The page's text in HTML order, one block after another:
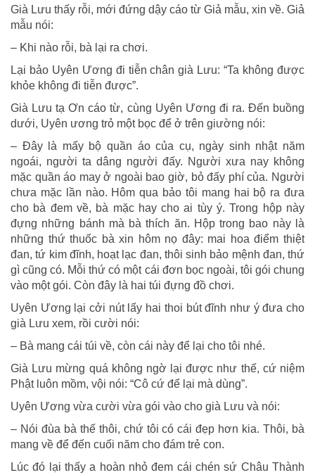
Già Lưu thấy rỗi, mới đứng dậy cáo từ Giả mẫu, xin về. Giả
mẫu nói:
– Khi nào rỗi, bà lại ra chơi.
Lại bảo Uyên Ương đi tiễn chân già Lưu: “Ta không được
khỏe không đi tiễn được”.
Già Lưu tạ Ơn cáo từ, cùng Uyên Ương đi ra. Đến buồng
dưới, Uyên ương trỏ một bọc để ở trên giường nói:
– Đây là mấy bộ quần áo của cụ, ngày sinh nhật năm
ngoái, người ta dâng người đấy. Người xưa nay không
mặc quần áo may ở ngoài bao giờ, bỏ đấy phí của. Người
chưa mặc lần nào. Hôm qua bảo tôi mang hai bộ ra đưa
cho bà đem về, bà mặc hay cho ai tùy ý. Trong hộp này
đựng những bánh mà bà thích ăn. Hộp trong bao này là
những thứ thuốc bà xin hôm nọ đây: mai hoa điểm thiệt
đan, tứ kim đĩnh, hoạt lạc đan, thôi sinh bảo mệnh đan, thứ
gì cũng có. Mỗi thứ có một cái đơn bọc ngoài, tôi gói chung
vào một gói. Còn đây là hai túi đựng đồ chơi.
Uyên Ương lại cởi nút lấy hai thoi bút đĩnh như ý đưa cho
già Lưu xem, rồi cười nói:
– Bà mang cái túi về, còn cái này để lại cho tôi nhé.
Già Lưu mừng quá không ngờ lại được như thế, cứ niệm
Phật luôn mồm, vội nói: “Cô cứ để lại mà dùng”.
Uyên Ương vừa cười vừa gói vào cho già Lưu và nói:
– Nói đùa bà thế thôi, chứ tôi có cái đẹp hơn kia. Thôi, bà
mang về để đến cuối năm cho đám trẻ con.
Lúc đó lại thấy a hoàn nhỏ đem cái chén sứ Châu Thành